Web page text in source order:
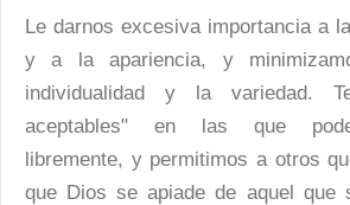
Le darnos excesiva importancia a
y a la apariencia, y
individualidad y la variedad.
aceptables" en las que
libremente, y permitimos a otros
que Dios se apiade de aquel que